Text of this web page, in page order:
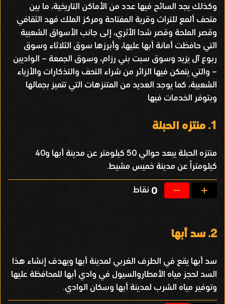
وكذلك يجد السائح فيها عدد من الأماكن التاريخية، ما بين
متحف ألمع للتراث وقرية المفتاحة ومركز الملك فهد الثقافي
وقصر الملحة وقصر شدا الأثري، إلى جانب الأسواق الشعبية
التي حافظت أمانة أبها عليها، وأبرزها سوق الثلاثاء وسوق
ربوع آل يزيد وسوق سبت بني رزام، وسوق الجمعة – الواديين
– والتي يتمكن فيها الزائر من شراء التحف والتذكارات والأزياء
الشعبية، كما يوجد العديد من المتنزهات التي تتميز بجمالها
وبتوفر الخدمات فيها
1. منتزه الحبلة
منتزه الحبلة يبعد حوالي 50 كيلومتر عن مدينة أبها و40
كيلومتراً عن مدينة خميس مشيط.
0 نقاط
2. سد أبها
سد أبها يقع في الطرف الغربي لمدينة أبها ويهدف إنشاء هذا
السد لحجز مياه الأمطاروالسيول في وادي أبها للمحافظة عليها
وتوفير مياه الشرب لمدينة أبها وسكان الوادي.